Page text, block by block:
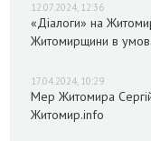
12.07.2024, 12:36
«Діалоги» на
Житомирщини в
17.04.2024, 10:29
Мер Житомира
Житомир.info